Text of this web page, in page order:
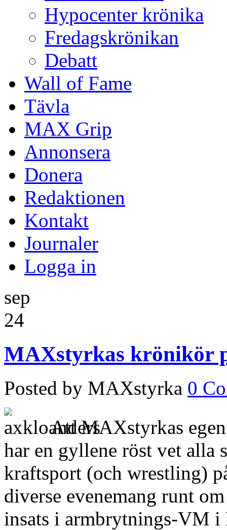
Hypocenter krönika
Fredagskrönikan
Debatt
Wall of Fame
Tävla
MAX Grip
Annonsera
Donera
Redaktionen
Kontakt
Journaler
Logga in
sep
24
MAXstyrkas krönikör
Posted by MAXstyrka 0
Att MAXstyrkas
har en gyllene röst vet alla
kraftsport (och wrestling)
diverse evenemang runt
insats i armbrytnings-VM i